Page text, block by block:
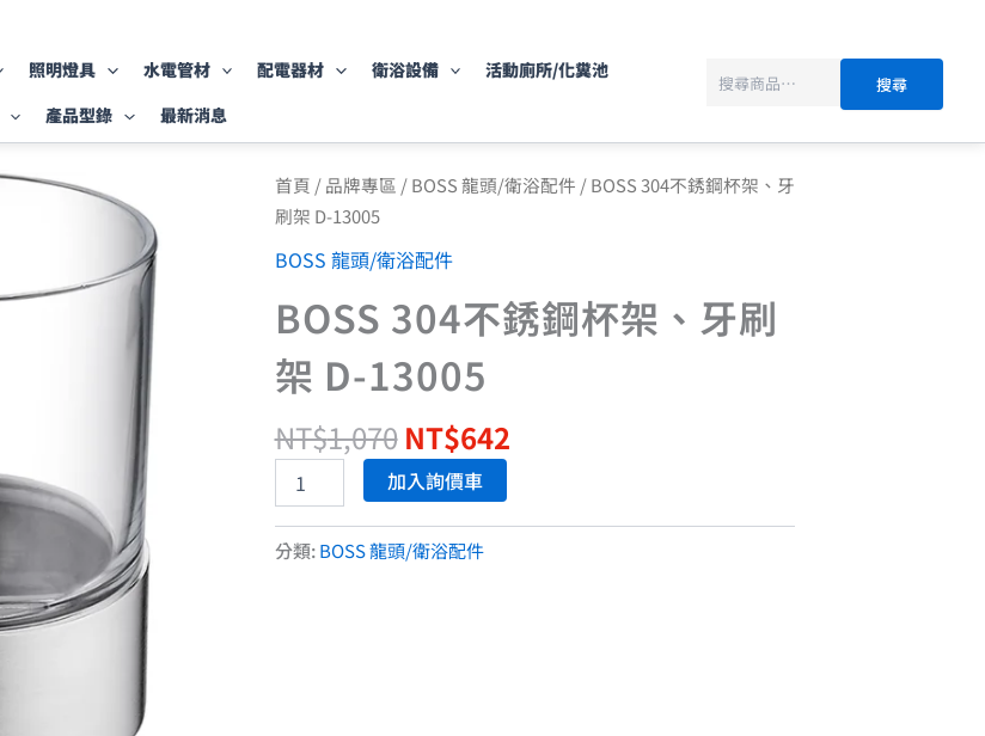
照明燈具 水電管材 配電器材 衛浴設備
活動廁所/化糞池
產品型錄 最新消息
搜尋
首頁 /品牌專區 /BOSS 龍頭/衛浴配件 / BOSS 304不銹鋼杯架、牙
刷架 D-13005
BOSS 龍頭/衛浴配件
BOSS 304不銹鋼杯架、牙刷
架 D-13005
NT$1,070
原
價
格：
NT$1,070。
NT$642
目
NT$642。
BOSS
304
不
銹
杯
架、
刷
架
13005
數
加入詢價車
分類:BOSS 龍頭/衛浴配件